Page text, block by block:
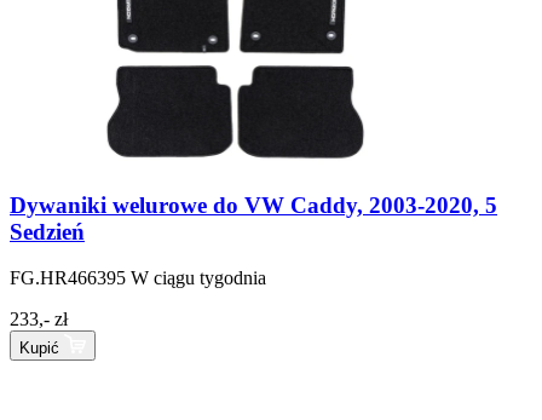
Dywaniki welurowe do VW Caddy, 2003-2020, 5
Sedzień
FG.HR466395 W ciągu tygodnia
233,- zł
Kupić